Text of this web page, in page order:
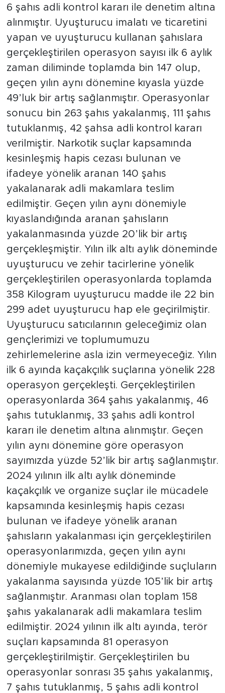
6 şahıs adli kontrol kararı ile denetim altına
alınmıştır. Uyuşturucu imalatı ve ticaretini
yapan ve uyuşturucu kullanan şahıslara
gerçekleştirilen operasyon sayısı ilk 6 aylık
zaman diliminde toplamda bin 147 olup,
geçen yılın aynı dönemine kıyasla yüzde
49’luk bir artış sağlanmıştır. Operasyonlar
sonucu bin 263 şahıs yakalanmış, 111 şahıs
tutuklanmış, 42 şahsa adli kontrol kararı
verilmiştir. Narkotik suçlar kapsamında
kesinleşmiş hapis cezası bulunan ve
ifadeye yönelik aranan 140 şahıs
yakalanarak adli makamlara teslim
edilmiştir. Geçen yılın aynı dönemiyle
kıyaslandığında aranan şahısların
yakalanmasında yüzde 20’lik bir artış
gerçekleşmiştir. Yılın ilk altı aylık döneminde
uyuşturucu ve zehir tacirlerine yönelik
gerçekleştirilen operasyonlarda toplamda
358 Kilogram uyuşturucu madde ile 22 bin
299 adet uyuşturucu hap ele geçirilmiştir.
Uyuşturucu satıcılarının geleceğimiz olan
gençlerimizi ve toplumumuzu
zehirlemelerine asla izin vermeyeceğiz. Yılın
ilk 6 ayında kaçakçılık suçlarına yönelik 228
operasyon gerçekleşti. Gerçekleştirilen
operasyonlarda 364 şahıs yakalanmış, 46
şahıs tutuklanmış, 33 şahıs adli kontrol
kararı ile denetim altına alınmıştır. Geçen
yılın aynı dönemine göre operasyon
sayımızda yüzde 52’lik bir artış sağlanmıştır.
2024 yılının ilk altı aylık döneminde
kaçakçılık ve organize suçlar ile mücadele
kapsamında kesinleşmiş hapis cezası
bulunan ve ifadeye yönelik aranan
şahısların yakalanması için gerçekleştirilen
operasyonlarımızda, geçen yılın aynı
dönemiyle mukayese edildiğinde suçluların
yakalanma sayısında yüzde 105’lik bir artış
sağlanmıştır. Aranması olan toplam 158
şahıs yakalanarak adli makamlara teslim
edilmiştir. 2024 yılının ilk altı ayında, terör
suçları kapsamında 81 operasyon
gerçekleştirilmiştir. Gerçekleştirilen bu
operasyonlar sonrası 35 şahıs yakalanmış,
7 şahıs tutuklanmış, 5 şahıs adli kontrol